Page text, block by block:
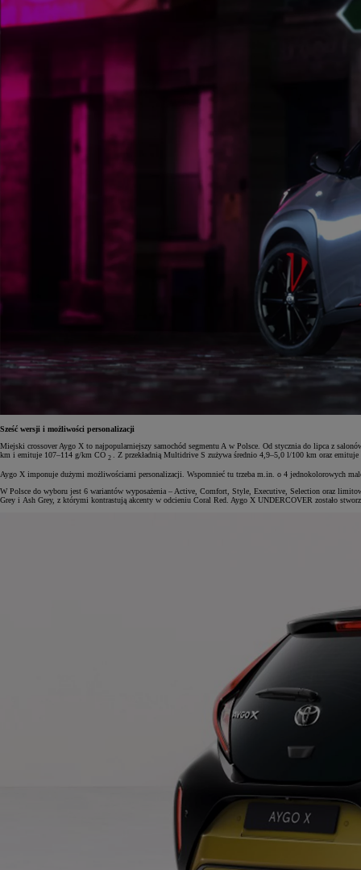
Sześć wersji i możliwości personalizacji
Miejski crossover Aygo X to najpopularniejszy samochód segmentu A w Polsce. Od stycznia do lipca z
km i emituje 107–114 g/km CO 2 . Z przekładnią Multidrive S zużywa średnio 4,9–5,0 l/100 km oraz
Aygo X imponuje dużymi możliwościami personalizacji. Wspomnieć tu trzeba m.in. o 4 jednokolorowych
W Polsce do wyboru jest 6 wariantów wyposażenia – Active, Comfort, Style, Executive, Selection oraz
Grey i Ash Grey, z którymi kontrastują akcenty w odcieniu Coral Red. Aygo X UNDERCOVER zostało